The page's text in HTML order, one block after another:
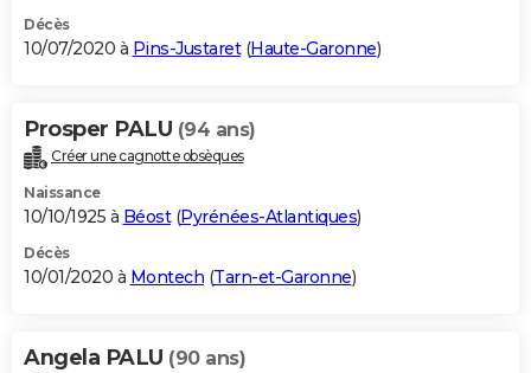
Décès
10/07/2020 à Pins-Justaret(Haute-Garonne)
Prosper PALU (94 ans)
Créer une cagnotte obsèques
Naissance
10/10/1925 à Béost(Pyrénées-Atlantiques)
Décès
10/01/2020 à Montech (Tarn-et-Garonne)
Angela PALU (90 ans)